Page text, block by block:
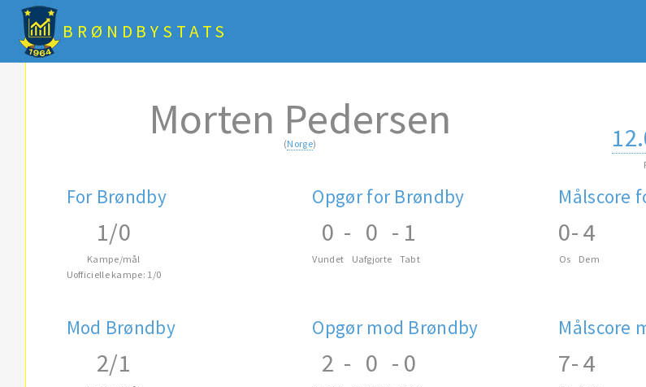
BRØNDBYSTATS
Morten Pedersen
(Norge)
For Brøndby
1/0
Kampe/mål
Uofficielle kampe: 1/0
Opgør for Brøndby
0
Vundet
- 0
Uafgjorte
- 1
Tabt
Målscore
0
Os
-4
Dem
Mod Brøndby
2/1
Opgør mod Brøndby
2 - 0 - 0
Målscore
7-4